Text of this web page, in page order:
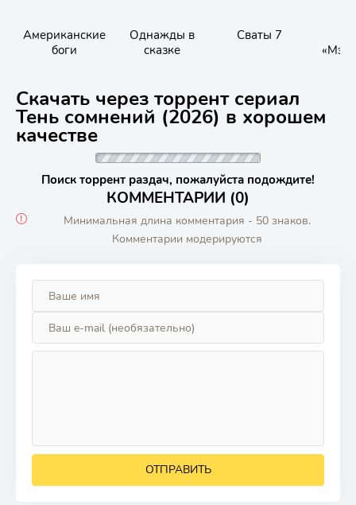
Американские
боги
Однажды в
сказке
Сваты 7
Скачать через торрент сериал
Тень сомнений (2026) в хорошем
качестве
Поиск торрент раздач, пожалуйста подождите!
КОММЕНТАРИИ (0)
Минимальная длина комментария - 50 знаков.
Комментарии модерируются
ОТПРАВИТЬ